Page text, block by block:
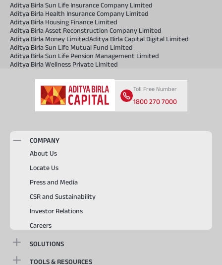
Aditya Birla Sun Life Insurance Company Limited
Aditya Birla Health Insurance Company Limited
Aditya Birla Housing Finance Limited
Aditya Birla Asset Reconstruction Company Limited
Aditya Birla Money LimitedAditya Birla Capital Digital Limited
Aditya Birla Sun Life Mutual Fund Limited
Aditya Birla Sun Life Pension Management Limited
Aditya Birla Wellness Private Limited
Toll Free Number
1800 270 7000
COMPANY
About Us
Locate Us
Press and Media
CSR and Sustainability
Investor Relations
Careers
SOLUTIONS
TOOLS & RESOURCES